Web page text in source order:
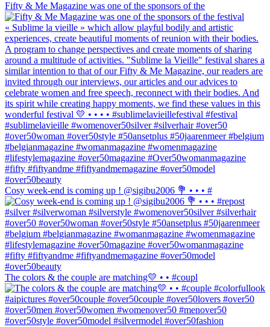
Fifty & Me Magazine was one of the sponsors of the
Cosy week-end is coming up ! @sigibu2006 💐 • • • #
The colors & the couple are matching💛 • • #coupl